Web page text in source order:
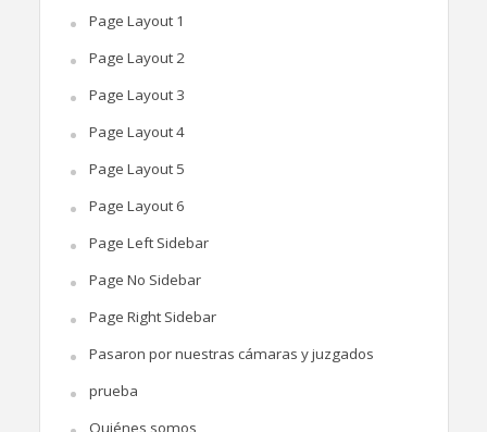
Page Layout 1
Page Layout 2
Page Layout 3
Page Layout 4
Page Layout 5
Page Layout 6
Page Left Sidebar
Page No Sidebar
Page Right Sidebar
Pasaron por nuestras cámaras y juzgados
prueba
Quiénes somos